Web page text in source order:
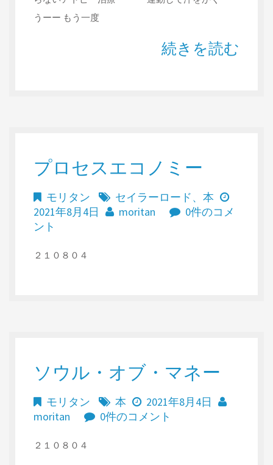
うーー もう一度
続きを読む
プロセスエコノミー
モリタン セイラーロード、 本
2021年8月4日
moritan
0件のコメ
ント
２１０８０４
ソウル・オブ・マネー
モリタン 本
2021年8月4日
moritan
0件のコメント
２１０８０４